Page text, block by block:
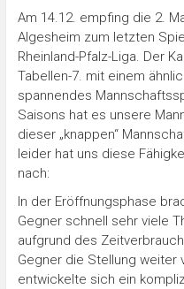
Am 14.12. empfing die 2.
Algesheim zum letzten
Rheinland-Pfalz-Liga. Der
Tabellen-7. mit einem
spannendes
Saisons hat es unsere
dieser „knappen“
leider hat uns diese
nach:
In der Eröffnungsphase
Gegner schnell sehr viele
aufgrund des
Gegner die Stellung
entwickelte sich ein